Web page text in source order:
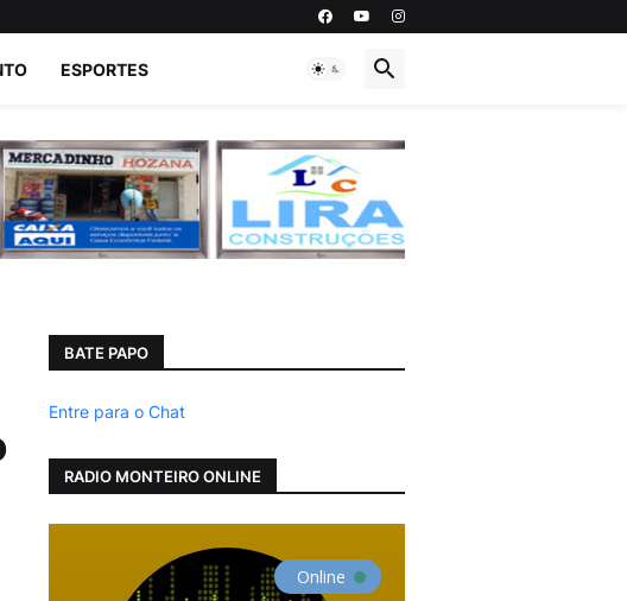
ESPORTES
BATE PAPO
Entre para o Chat
RADIO MONTEIRO ONLINE